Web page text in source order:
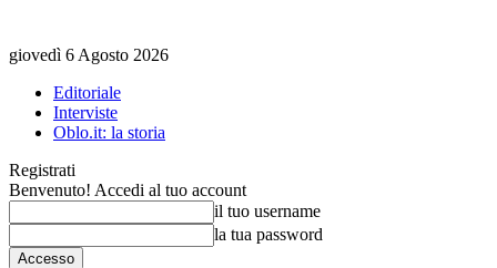
giovedì 6 Agosto 2026
Editoriale
Interviste
Oblo.it: la storia
Registrati
Benvenuto! Accedi al tuo account
il tuo username
la tua password